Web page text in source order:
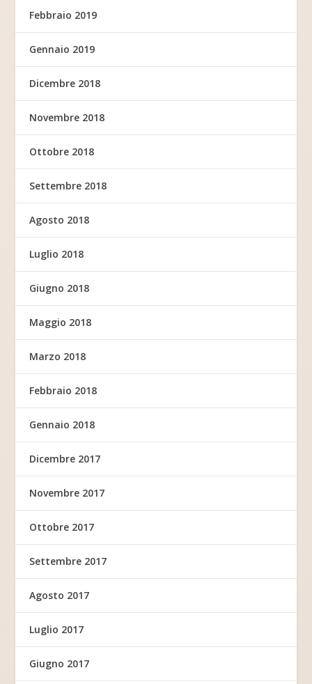
Febbraio 2019
Gennaio 2019
Dicembre 2018
Novembre 2018
Ottobre 2018
Settembre 2018
Agosto 2018
Luglio 2018
Giugno 2018
Maggio 2018
Marzo 2018
Febbraio 2018
Gennaio 2018
Dicembre 2017
Novembre 2017
Ottobre 2017
Settembre 2017
Agosto 2017
Luglio 2017
Giugno 2017